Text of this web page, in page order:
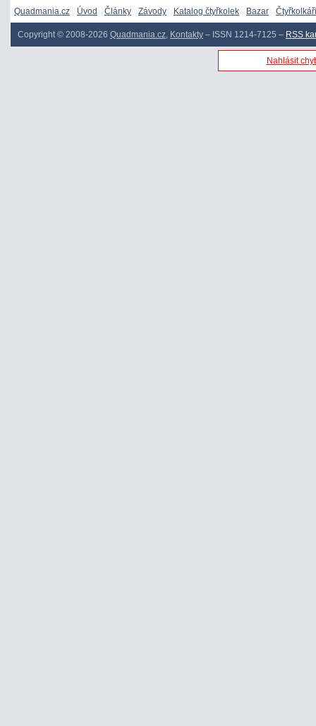
Quadmania.cz Úvod Články Závody Katalog čtyřkolek Bazar Čtyřkolkáři
Copyright © 2008-2026 Quadmania.cz, Kontakty – ISSN 1214-7125 – RSS
Nahlásit